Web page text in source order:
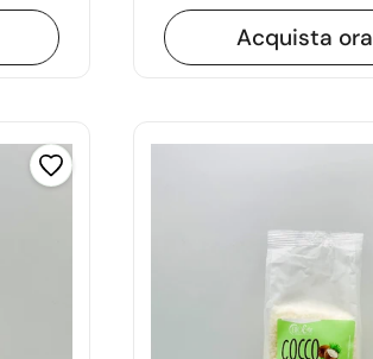
Acquista ora